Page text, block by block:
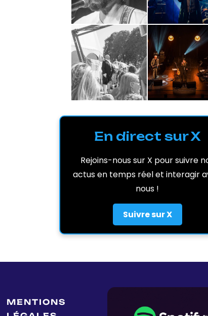
En direct sur X
Rejoins-nous sur X pour suivre
actus en temps réel et interagir
nous !
Suivre sur X
MENTIONS